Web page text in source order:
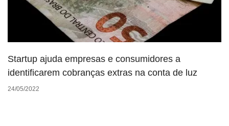
Startup ajuda empresas e consumidores a
identificarem cobranças extras na conta de luz
24/05/2022